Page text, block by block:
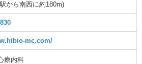
から南西に約180m)
mc.com/
療内科